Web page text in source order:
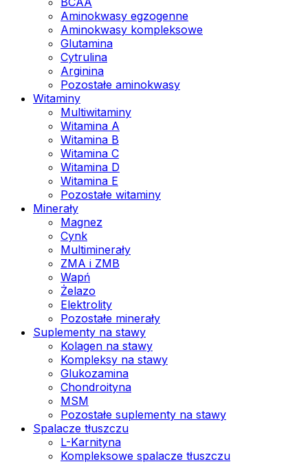
Aminokwasy egzogenne
Aminokwasy kompleksowe
Glutamina
Cytrulina
Arginina
Pozostałe aminokwasy
Witaminy
Multiwitaminy
Witamina A
Witamina B
Witamina C
Witamina D
Witamina E
Pozostałe witaminy
Minerały
Magnez
Cynk
Multiminerały
ZMA i ZMB
Wapń
Żelazo
Elektrolity
Pozostałe minerały
Suplementy na stawy
Kolagen na stawy
Kompleksy na stawy
Glukozamina
Chondroityna
MSM
Pozostałe suplementy na stawy
Spalacze tłuszczu
L-Karnityna
Kompleksowe spalacze tłuszczu